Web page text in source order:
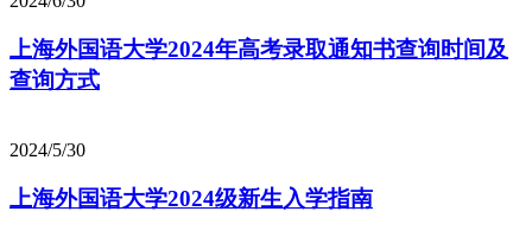
上海外国语大学2024年高考录取通知书查询时间及
查询方式
2024/5/30
上海外国语大学2024级新生入学指南